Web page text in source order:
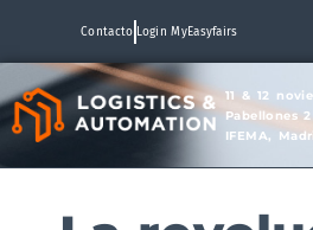
Contacto Login MyEasyfairs
11 & 12
Pabellones
IFEMA,